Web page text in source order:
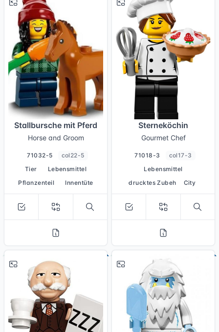
Stallbursche mit Pferd
Horse and Groom
71032-5
col22-5
Tier
Lebensmittel
Pflanzenteil
Innentüte
Sterneköchin
Gourmet Chef
71018-3
col17-3
Lebensmittel
bedrucktes Zubehör
City